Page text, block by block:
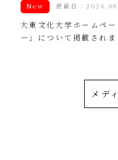
New 掲載日：
大東文化大学ホームペ
ー」について掲載されま
メデ